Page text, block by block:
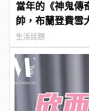
當年的《神鬼傳
帥，布蘭登費雪
生活話題